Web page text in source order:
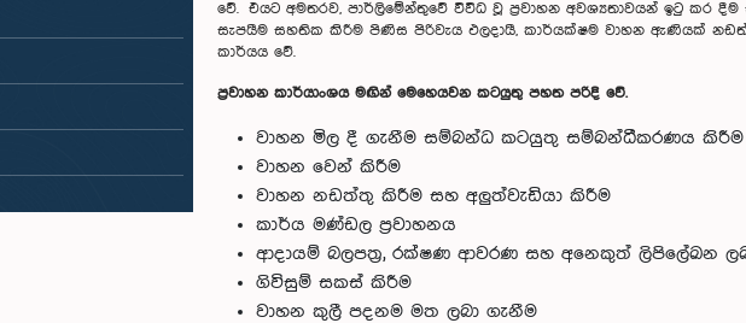
වේ. එයට අමතරව, පාර්ලිමේන්තුවේ විවිධ වූ ප්‍රවාහන අවශ්‍යතාවයන් ඉටු කර
සැපයීම සහතික කිරීම පිණිස පිරිවැය ඵලදායී, කාර්යක්ෂම වාහන ඇණියක්
කාර්යය වේ.
ප්‍රවාහන කාර්යාංශය මඟින් මෙහෙයවන කටයුතු පහත පරිදි වේ.
වාහන මිල දී ගැනීම සම්බන්ධ කටයුතු සම්බන්ධීකරණය කිරීම
වාහන වෙන් කිරීම
වාහන නඩත්තු කිරීම සහ අලුත්වැඩියා කිරීම
කාර්ය මණ්ඩල ප්‍රවාහනය
ආදායම් බලපත්‍ර, රක්ෂණ ආවරණ සහ අනෙකුත් ලිපිලේඛන
ගිවිසුම් සකස් කිරීම
වාහන කුලී පදනම මත ලබා ගැනීම